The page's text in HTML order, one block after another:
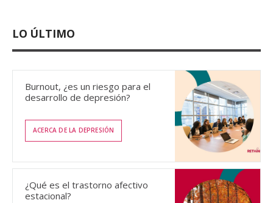
LO ÚLTIMO
Burnout, ¿es un riesgo para el
desarrollo de depresión?
ACERCA DE LA DEPRESIÓN
¿Qué es el trastorno afectivo
estacional?